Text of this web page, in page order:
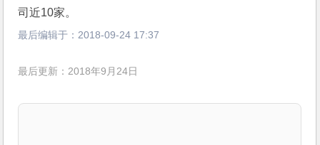
司近10家。
最后编辑于： 2018-09-24 17:37
最后更新：2018年9月24日